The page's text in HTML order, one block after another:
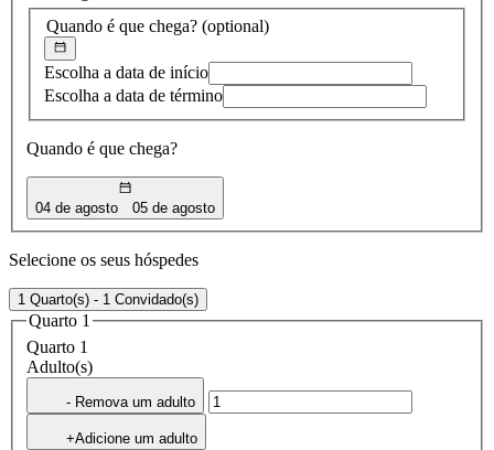
Quando é que chega? (optional)
Escolha a data de início
Escolha a data de término
Quando é que chega?
04 de agosto 05 de agosto
Selecione os seus hóspedes
1 Quarto(s) - 1 Convidado(s)
Quarto 1
Quarto 1
Adulto(s)
- Remova um adulto
+Adicione um adulto